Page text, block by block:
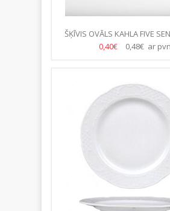
ŠĶĪVIS OVĀLS KAHLA FIVE
0,40€
0,48€ ar pvn